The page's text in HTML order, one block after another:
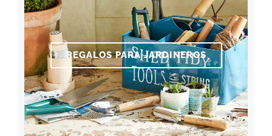
REGALOS PARA JARDINEROS